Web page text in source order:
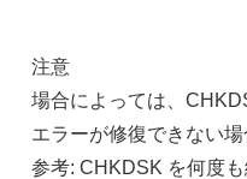
注意
場合によっては、
エラーが修復できない場
参考: CHKDSK を何度